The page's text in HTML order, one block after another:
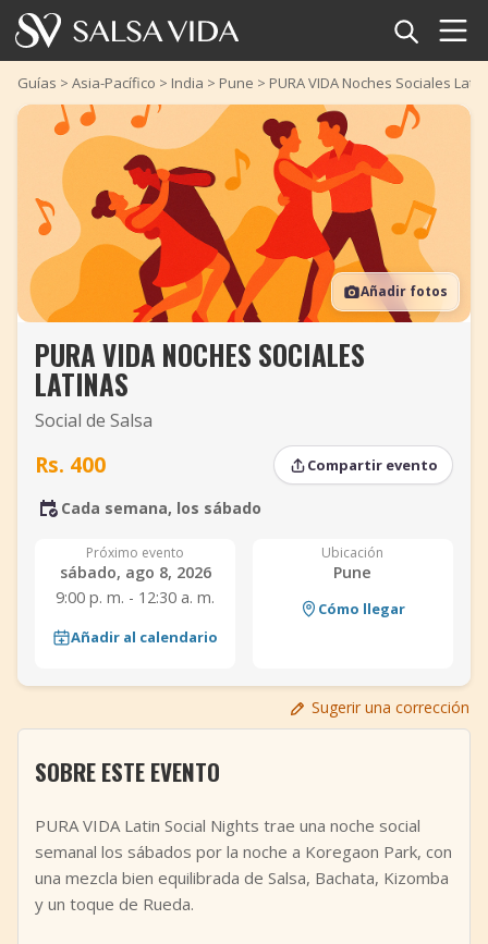
Inicio
Eventos
Noticias
Artículos
Videos
Glosario
TuneTempo
Añadir evento
Guías > Asia-Pacífico > India > Pune > PURA VIDA Noches Sociales
Añadir fotos
PURA VIDA NOCHES SOCIALES
LATINAS
Social de Salsa
Rs. 400 Compartir evento
Cada semana, los sábado
Próximo evento
sábado, ago 8, 2026
9:00 p. m. - 12:30 a. m.
Añadir al calendario
Ubicación
Pune
Cómo llegar
Sugerir una corrección
SOBRE ESTE EVENTO
PURA VIDA Latin Social Nights trae una noche social
semanal los sábados por la noche a Koregaon Park, con
una mezcla bien equilibrada de Salsa, Bachata, Kizomba
y un toque de Rueda.